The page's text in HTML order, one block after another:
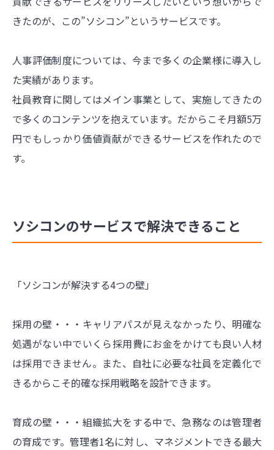
きたのが、この”ソシコン”というサービスです。
人事評価制度については、今まで多くの企業様に導入し
た実績があります。
社員教育に関してはメイン事業として、実施してきたの
で多くのコンテンツを抱えています。だからこそ月額5万
円でもしっかり価値貢献ができるサービスを作れたので
す。
ソシコンのサービスで解決できること
「ソシコンが解決する4つの壁」
採用の壁・・・キャリアパスが見えなかったり、明確な
処遇がない中でいくら採用費にお金をかけても良い人材
は採用できません。また、自社に必要な社員を定義化で
きるからこそ的確な採用戦略を設計できます。
育成の壁・・・組織拡大をする中で、急務なのは管理者
の育成です。管理者1名に対し、マネジメントできる最大